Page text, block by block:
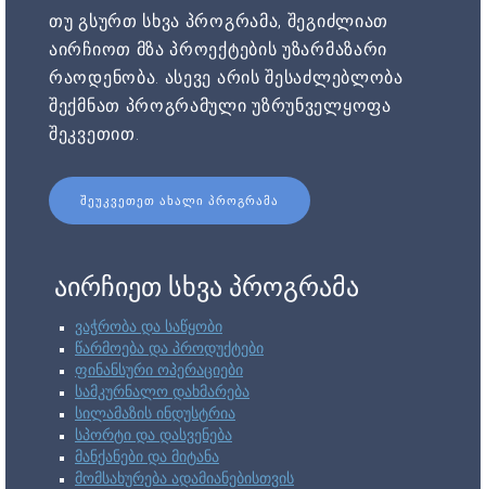
თუ გსურთ სხვა პროგრამა, შეგიძლიათ
აირჩიოთ მზა პროექტების უზარმაზარი
რაოდენობა. ასევე არის შესაძლებლობა
შექმნათ პროგრამული უზრუნველყოფა
შეკვეთით.
ᲨᲔᲣᲙᲕᲔᲗᲔᲗ ᲐᲮᲐᲚᲘ ᲞᲠᲝᲒᲠᲐᲛᲐ
აირჩიეთ სხვა პროგრამა
ვაჭრობა და საწყობი
წარმოება და პროდუქტები
ფინანსური ოპერაციები
სამკურნალო დახმარება
სილამაზის ინდუსტრია
სპორტი და დასვენება
მანქანები და მიტანა
მომსახურება ადამიანებისთვის